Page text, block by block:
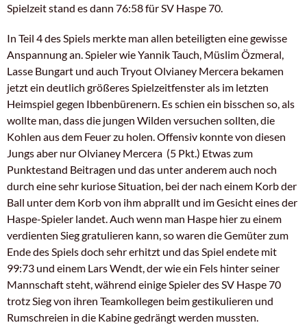
Spielzeit stand es dann 76:58 für SV Haspe 70.
In Teil 4 des Spiels merkte man allen beteiligten eine gewisse
Anspannung an. Spieler wie Yannik Tauch, Müslim Özmeral,
Lasse Bungart und auch Tryout Olvianey Mercera bekamen
jetzt ein deutlich größeres Spielzeitfenster als im letzten
Heimspiel gegen Ibbenbürenern. Es schien ein bisschen so, als
wollte man, dass die jungen Wilden versuchen sollten, die
Kohlen aus dem Feuer zu holen. Offensiv konnte von diesen
Jungs aber nur Olvianey Mercera (5 Pkt.) Etwas zum
Punktestand Beitragen und das unter anderem auch noch
durch eine sehr kuriose Situation, bei der nach einem Korb der
Ball unter dem Korb von ihm abprallt und im Gesicht eines der
Haspe-Spieler landet. Auch wenn man Haspe hier zu einem
verdienten Sieg gratulieren kann, so waren die Gemüter zum
Ende des Spiels doch sehr erhitzt und das Spiel endete mit
99:73 und einem Lars Wendt, der wie ein Fels hinter seiner
Mannschaft steht, während einige Spieler des SV Haspe 70
trotz Sieg von ihren Teamkollegen beim gestikulieren und
Rumschreien in die Kabine gedrängt werden mussten.